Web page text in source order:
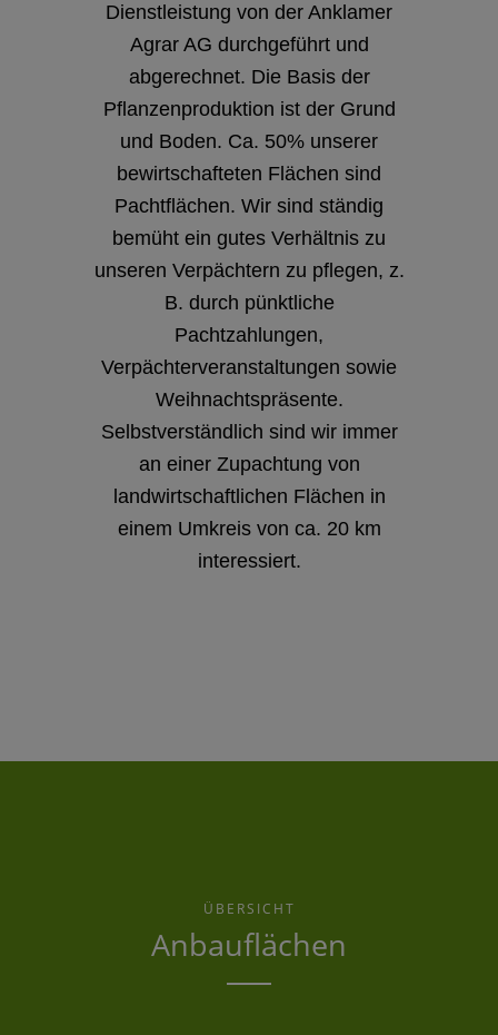
Dienstleistung von der Anklamer
Agrar AG durchgeführt und
abgerechnet. Die Basis der
Pflanzenproduktion ist der Grund
und Boden. Ca. 50% unserer
bewirtschafteten Flächen sind
Pachtflächen. Wir sind ständig
bemüht ein gutes Verhältnis zu
unseren Verpächtern zu pflegen, z.
B. durch pünktliche
Pachtzahlungen,
Verpächterveranstaltungen sowie
Weihnachtspräsente.
Selbstverständlich sind wir immer
an einer Zupachtung von
landwirtschaftlichen Flächen in
einem Umkreis von ca. 20 km
interessiert.
ÜBERSICHT
Anbauflächen